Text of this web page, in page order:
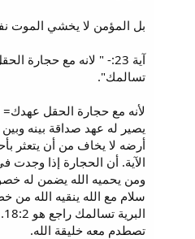
بل المؤمن لا يخشي الموت نفسه 1كو 55:15 +
آية 23:- " لانه مع حجارة
تسالمك".
لأنه مع حجارة الحقل عهدك=
يصير له عهد صداقة بينه
أرضه لا يخاف من أن يتعثر
الآية. أن الحجارة إذا وجدت
ومن يحميه الله يضمن له
سلام مع الله ينقيه الله من
تصطدم معه خليقة الله.